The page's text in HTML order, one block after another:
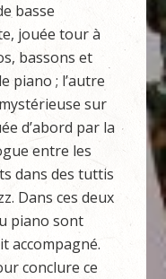
basse
jouée tour à
bassons et
piano ; l’autre
sur
d’abord par la
entre les
dans des tuttis
Dans ces deux
piano sont
accompagné.
conclure ce